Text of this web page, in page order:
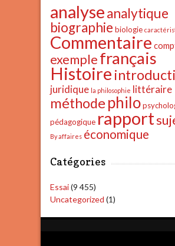
analyseanalytique
biographie biologie
Commentaire
exemplefrançais
Histoire
juridique la philosophie littéraire
méthode philo
pédagogique rapport
By affaires économique
Catégories
Essai(9 455)
Uncategorized (1)